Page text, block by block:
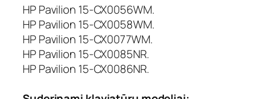
HP Pavilion 15-CX0056WM.
HP Pavilion 15-CX0058WM.
HP Pavilion 15-CX0077WM.
HP Pavilion 15-CX0085NR.
HP Pavilion 15-CX0086NR.